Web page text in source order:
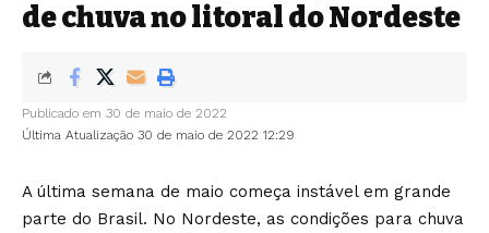
de chuva no litoral do Nordeste
Última Atualização 30 de maio de 2022 12:29
Publicado em 30 de maio de 2022
A última semana de maio começa instável em grande
parte do Brasil. No Nordeste, as condições para chuva